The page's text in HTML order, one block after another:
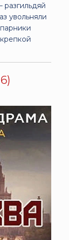
увольняли